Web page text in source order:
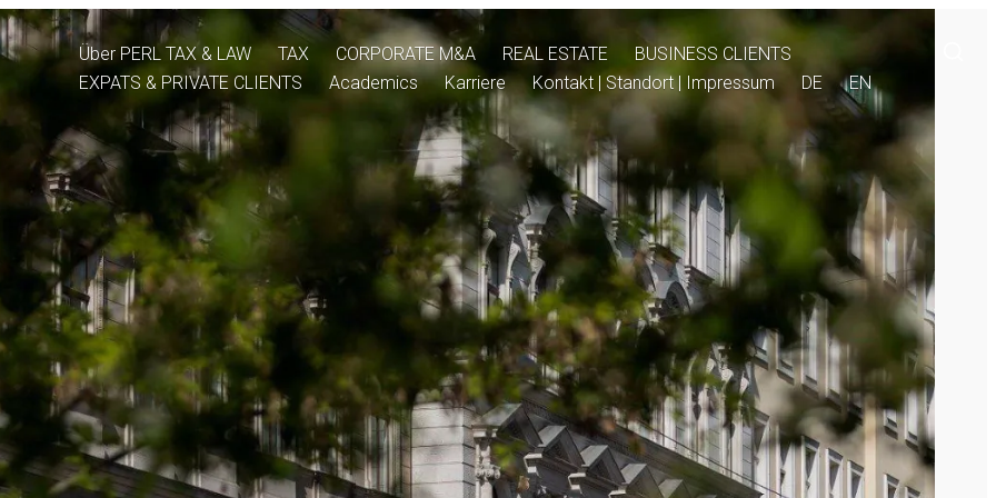
Über PERL TAX & LAW TAX CORPORATE M&A REAL ESTATE
BUSINESS CLIENTS
EXPATS & PRIVATE CLIENTS
Academics Karriere Kontakt | Standort | Impressum DE EN